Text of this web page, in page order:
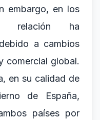
embargo, en los
relación ha
a cambios
comercial global.
en su calidad de
de España,
países por